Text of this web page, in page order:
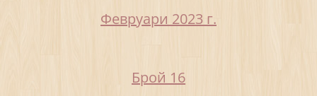
Февруари 2023 г.
Брой 16